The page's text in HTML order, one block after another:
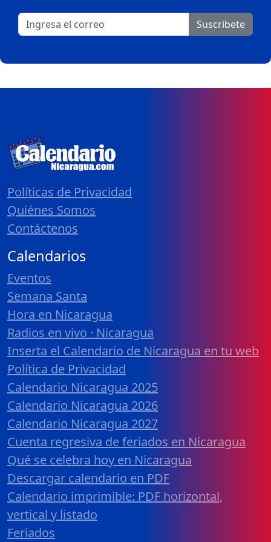
Suscribete
Políticas de Privacidad
Quiénes Somos
Contáctenos
Calendarios
Eventos
Semana Santa
Hora en Nicaragua
Radios en vivo · Nicaragua
Inserta el Calendario de Nicaragua en tu web
Política de Privacidad
Calendario Nicaragua 2025
Calendario Nicaragua 2026
Calendario Nicaragua 2027
Cuenta regresiva de feriados en Nicaragua
Qué se celebra hoy en Nicaragua
Descargar calendario en PDF
Calendario imprimible: PDF horizontal,
vertical y listado
Feriados